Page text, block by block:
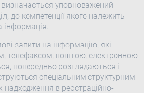
уповноважений
до компетенції якого належить
інформація.
запити на інформацію, які
телефаксом, поштою, електронною
попередньо розглядаються і
спеціальним структурним
надходження в реєстраційно-